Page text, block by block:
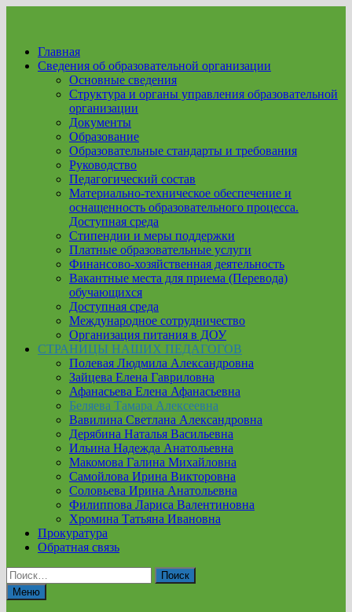
Главная
Сведения об образовательной организации
Основные сведения
Структура и органы управления образовательной
организации
Документы
Образование
Образовательные стандарты и требования
Руководство
Педагогический состав
Материально-техническое обеспечение и
оснащенность образовательного процесса.
Доступная среда
Стипендии и меры поддержки
Платные образовательные услуги
Финансово-хозяйственная деятельность
Вакантные места для приема (Перевода)
обучающихся
Доступная среда
Международное сотрудничество
Организация питания в ДОУ
СТРАНИЦЫ НАШИХ ПЕДАГОГОВ
Полевая Людмила Александровна
Зайцева Елена Гавриловна
Афанасьева Елена Афанасьевна
Беляева Тамара Алексеевна
Вавилина Светлана Александровна
Дерябина Наталья Васильевна
Ильина Надежда Анатольевна
Макомова Галина Михайловна
Самойлова Ирина Викторовна
Соловьева Ирина Анатольевна
Филиппова Лариса Валентиновна
Хромина Татьяна Ивановна
Прокуратура
Обратная связь
Найти:
Меню